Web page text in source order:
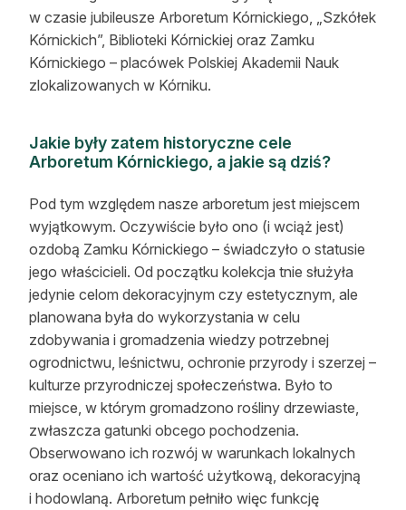
w czasie jubileusze Arboretum Kórnickiego, „Szkółek
Kórnickich”, Biblioteki Kórnickiej oraz Zamku
Kórnickiego – placówek Polskiej Akademii Nauk
zlokalizowanych w Kórniku.
Jakie były zatem historyczne cele
Arboretum Kórnickiego, a jakie są dziś?
Pod tym względem nasze arboretum jest miejscem
wyjątkowym. Oczywiście było ono (i wciąż jest)
ozdobą Zamku Kórnickiego – świadczyło o statusie
jego właścicieli. Od początku kolekcja tnie służyła
jedynie celom dekoracyjnym czy estetycznym, ale
planowana była do wykorzystania w celu
zdobywania i gromadzenia wiedzy potrzebnej
ogrodnictwu, leśnictwu, ochronie przyrody i szerzej –
kulturze przyrodniczej społeczeństwa. Było to
miejsce, w którym gromadzono rośliny drzewiaste,
zwłaszcza gatunki obcego pochodzenia.
Obserwowano ich rozwój w warunkach lokalnych
oraz oceniano ich wartość użytkową, dekoracyjną
i hodowlaną. Arboretum pełniło więc funkcję